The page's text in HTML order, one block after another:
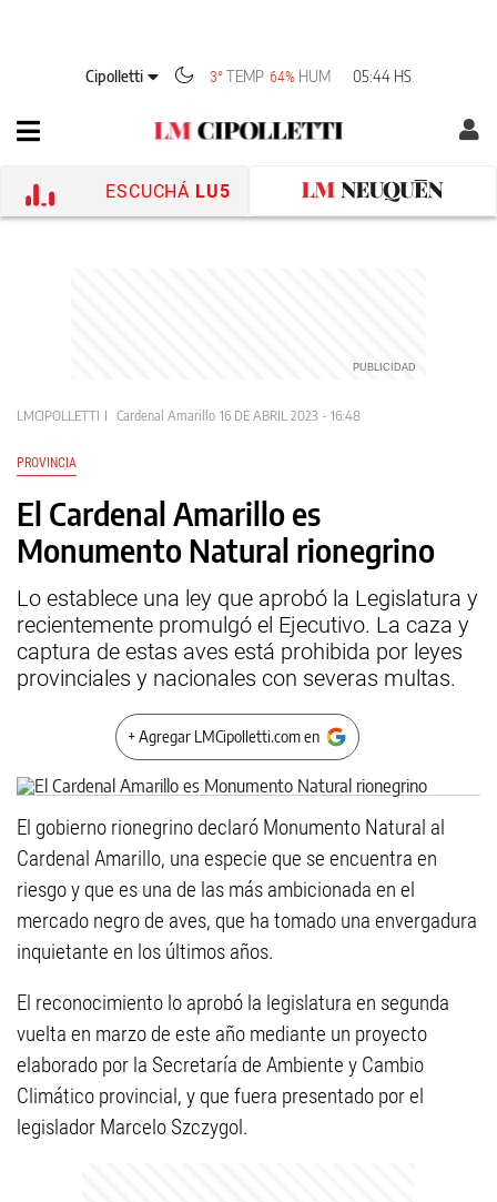
Cipolletti 3° TEMP 64% HUM 05:44 HS
ESCUCHÁ LU5
LMCIPOLLETTI Cardenal Amarillo 16 DE ABRIL 2023 - 16:48
PROVINCIA
El Cardenal Amarillo es
Monumento Natural rionegrino
Lo establece una ley que aprobó la Legislatura y
recientemente promulgó el Ejecutivo. La caza y
captura de estas aves está prohibida por leyes
provinciales y nacionales con severas multas.
+ Agregar LMCipolletti.com en
El gobierno rionegrino declaró Monumento Natural al
Cardenal Amarillo, una especie que se encuentra en
riesgo y que es una de las más ambicionada en el
mercado negro de aves, que ha tomado una envergadura
inquietante en los últimos años.
El reconocimiento lo aprobó la legislatura en segunda
vuelta en marzo de este año mediante un proyecto
elaborado por la Secretaría de Ambiente y Cambio
Climático provincial, y que fuera presentado por el
legislador Marcelo Szczygol.